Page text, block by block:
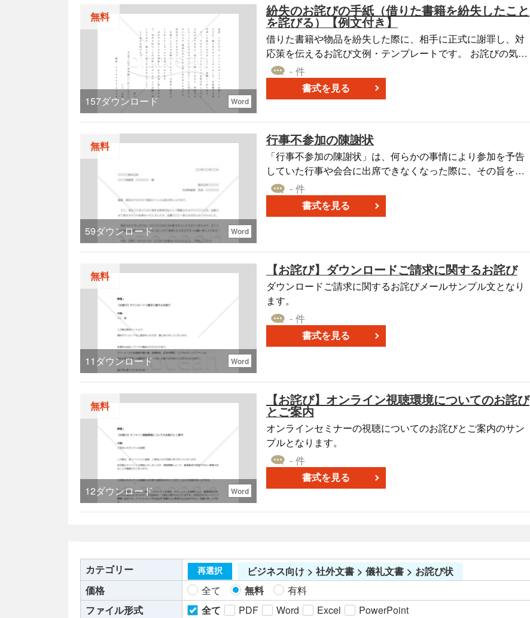
すので、適宜編集してご利用ください。
無料
157ダウンロード Word
紛失のお詫びの手紙（借りた書籍を紛失したこと
を詫びる）【例文付き】
借りた書籍や物品を紛失した際に、相手に正式に謝罪し、対
応策を伝えるお詫び文例・テンプレートです。 お詫びの気持
ちを誠意を持って伝えることで、相手の不快感を和らげ、信
頼関係を維持することを目的とします。 ■お詫びの手紙の利
用シーン ・友人や知人から借りた本を紛失してしまった場合
引先や顧客から借りた書類やカタログを紛失し、対応を伝え
る場合（例：商談資料の管理不備） ・借用物の弁償や代替品
の手配を伝える際の謝罪（例：同じ書籍を購入して返却する
旨の連絡） ■利用・作成時のポイント ＜謝罪の意を明確に伝
える＞ 「お借りした書籍を紛失してしまい、大変申し訳ござ
いません」と、率直な謝罪の意を述べる。 ＜紛失の経緯を簡
お返し致します」と、相手への負担を減らす対応策を伝え
る。 ■テンプレートの利用メリット ＜トラブルの早期解決＞
弁償や代替品の手配を明記することで、相手の安心感を得や
すい。 ＜作成時間の短縮＞ フォーマット化された書式を活用
することで、迅速に謝罪文を作成可能。 ＜編集の柔軟性＞ W
ord形式のため、紛失した物品や状況に応じて自由にカスタマ
- 件
書式を見る
無料
59ダウンロード Word
行事不参加の陳謝状
「行事不参加の陳謝状」は、何らかの事情により参加を予告
していた行事や会合に出席できなくなった際に、その旨を伝
え、お詫びの意を表するための文書です。 突然の変更や急な
事情による不参加は、他の参加者や主催者に多大な影響を及
ぼすことがあります。この陳謝状を用いて、具体的な理由を
- 件
書式を見る
無料
11 ダウンロード Word
【お詫び】ダウンロードご請求に関するお詫び
ダウンロードご請求に関するお詫びメールサンプル文となり
ます。
- 件
書式を見る
無料
12ダウンロード Word
【お詫び】オンライン視聴環境についてのお詫び
とご案内
オンラインセミナーの視聴についてのお詫びとご案内のサン
プルとなります。
- 件
書式を見る
カテゴリー 再選択
ビジネス向け > 社外文書 > 儀礼文書 > お詫び状
価格
全て 無料
有料
ファイル形式
全て PDF Word Excel
PowerPoint